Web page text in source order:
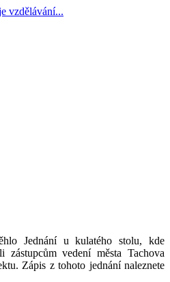
vzdělávání...
Jednání u kulatého stolu, kde
zástupcům vedení města Tachova
Zápis z tohoto jednání naleznete